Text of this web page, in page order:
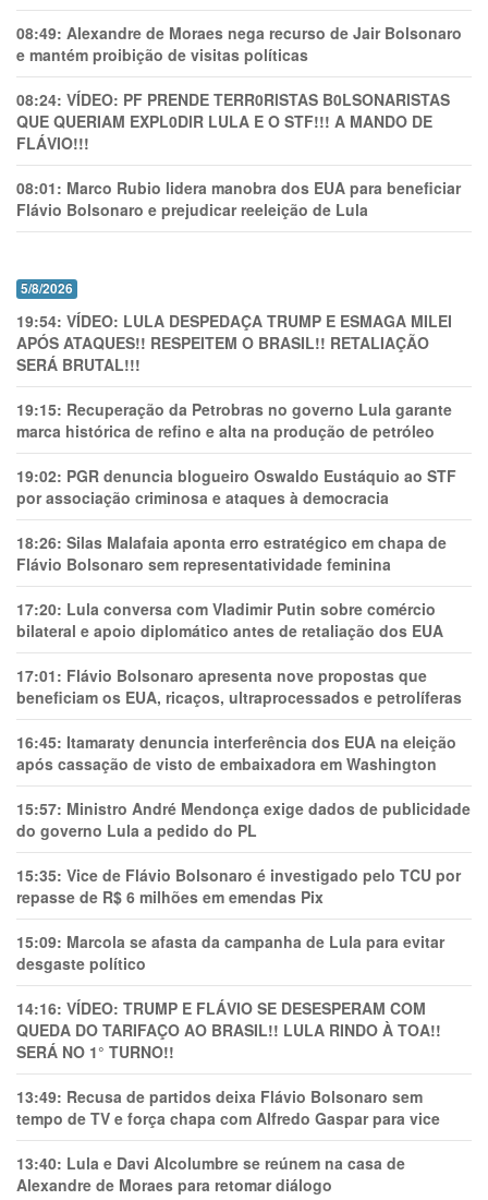
08:49: Alexandre de Moraes nega recurso de Jair Bolsonaro
e mantém proibição de visitas políticas
08:24: VÍDEO: PF PRENDE TERR0RlSTAS B0LSONARlSTAS
QUE QUERIAM EXPL0DlR LULA E O STF!!! A MANDO DE
FLÁVIO!!!
08:01: Marco Rubio lidera manobra dos EUA para beneficiar
Flávio Bolsonaro e prejudicar reeleição de Lula
5/8/2026
19:54: VÍDEO: LULA DESPEDAÇA TRUMP E ESMAGA MILEI
APÓS ATAQUES!! RESPEITEM O BRASIL!! RETALIAÇÃO
SERÁ BRUTAL!!!
19:15: Recuperação da Petrobras no governo Lula garante
marca histórica de refino e alta na produção de petróleo
19:02: PGR denuncia blogueiro Oswaldo Eustáquio ao STF
por associação criminosa e ataques à democracia
18:26: Silas Malafaia aponta erro estratégico em chapa de
Flávio Bolsonaro sem representatividade feminina
17:20: Lula conversa com Vladimir Putin sobre comércio
bilateral e apoio diplomático antes de retaliação dos EUA
17:01: Flávio Bolsonaro apresenta nove propostas que
beneficiam os EUA, ricaços, ultraprocessados e petrolíferas
16:45: Itamaraty denuncia interferência dos EUA na eleição
após cassação de visto de embaixadora em Washington
15:57: Ministro André Mendonça exige dados de publicidade
do governo Lula a pedido do PL
15:35: Vice de Flávio Bolsonaro é investigado pelo TCU por
repasse de R$ 6 milhões em emendas Pix
15:09: Marcola se afasta da campanha de Lula para evitar
desgaste político
14:16: VÍDEO: TRUMP E FLÁVIO SE DESESPERAM COM
QUEDA DO TARIFAÇO AO BRASIL!! LULA RINDO À TOA!!
SERÁ NO 1° TURNO!!
13:49: Recusa de partidos deixa Flávio Bolsonaro sem
tempo de TV e força chapa com Alfredo Gaspar para vice
13:40: Lula e Davi Alcolumbre se reúnem na casa de
Alexandre de Moraes para retomar diálogo